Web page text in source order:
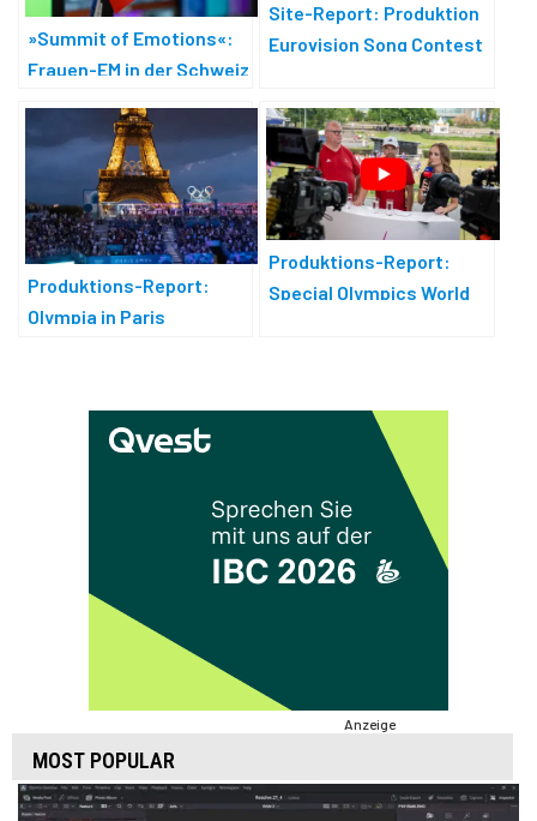
»Summit of Emotions«:
Frauen-EM in der Schweiz
Site-Report: Produktion
Eurovision Song Contest
Produktions-Report:
Olympia in Paris
Produktions-Report:
Special Olympics World
Anzeige
MOST POPULAR